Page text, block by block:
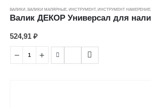
ВАЛИКИ ВАЛИКИ МАЛЯРНЫЕ ИНСТРУМЕНТ, ИНСТРУМЕНТ НАМЕРЕНИЕ
524,91 ₽